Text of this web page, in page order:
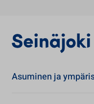
Asuminen ja